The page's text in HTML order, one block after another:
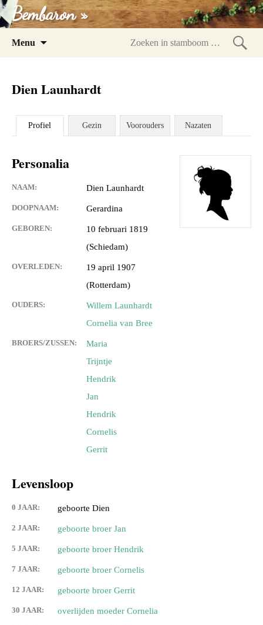
Bembaron »
Menu
Dien Launhardt
Profiel Gezin Voorouders Nazaten
Personalia
NAAM: Dien Launhardt
DOOPNAAM: Gerardina
GEBOREN:
10 februari 1819
(Schiedam)
OVERLEDEN:
19 april 1907
(Rotterdam)
OUDERS:
Willem Launhardt
Cornelia van Bree
BROERS/ZUSSEN:
Maria
Trijntje
Hendrik
Jan
Hendrik
Cornelis
Gerrit
Levensloop
0 JAAR: geboorte Dien
2 JAAR: geboorte broer Jan
5 JAAR: geboorte broer Hendrik
7 JAAR: geboorte broer Cornelis
12 JAAR: geboorte broer Gerrit
30 JAAR: overlijden moeder Cornelia